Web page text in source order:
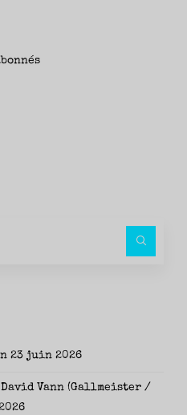
23 juin 2026
Vann (Gallmeister /